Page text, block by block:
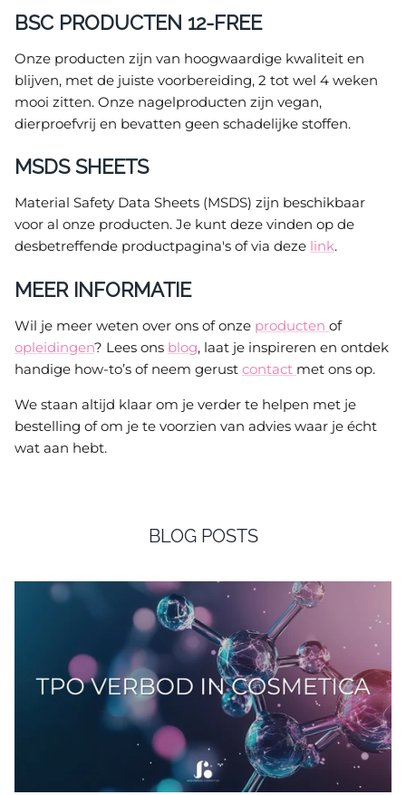
BSC PRODUCTEN 12-FREE
Onze producten zijn van hoogwaardige kwaliteit en
blijven, met de juiste voorbereiding, 2 tot wel 4 weken
mooi zitten. Onze nagelproducten zijn vegan,
dierproefvrij en bevatten geen schadelijke stoffen.
MSDS SHEETS
Material Safety Data Sheets (MSDS) zijn beschikbaar
voor al onze producten. Je kunt deze vinden op de
desbetreffende productpagina's of via deze link.
MEER INFORMATIE
Wil je meer weten over ons of onze producten of
opleidingen? Lees ons blog, laat je inspireren en ontdek
handige how-to’s of neem gerust contact met ons op.
We staan altijd klaar om je verder te helpen met je
bestelling of om je te voorzien van advies waar je écht
wat aan hebt.
BLOG POSTS